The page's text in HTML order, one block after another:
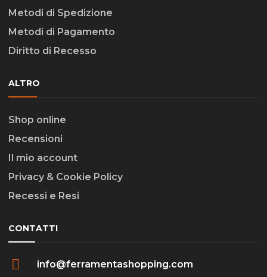
Metodi di Spedizione
Metodi di Pagamento
Diritto di Recesso
ALTRO
Shop online
Recensioni
Il mio account
Privacy & Cookie Policy
Recessi e Resi
CONTATTI
info@ferramentashopping.com